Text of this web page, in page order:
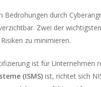
Bedrohungen durch
Zwei der
zu minimieren.
ist für Unternehmen
(ISMS) ist, richtet sich